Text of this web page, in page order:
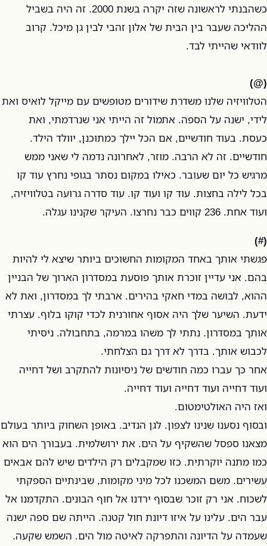
כשהבנתי לראשונה שזה יקרה בשנת 2000. זה היה בשביל
ההליכה שעבר בין הבית של אלון זהבי לבין גן מיכל. קרוב
לוודאי שהייתי לבד.
(@)
הטלוויזיה שלנו משדרת שידורים מטופשים עם מייקל לואיס ואת
לידי, ישנה על הספה. אתמול זה הייתי אני שנרדמתי, ואת
כעסת. בעוד חודשיים, אם הכל יילך כמתוכנן, יוולד הילד.
חודשיים. זה לא הרבה. מוזר, לאחרונה נדמה לי שאני ממש
מרגיש כל יום שעובר. כאילו במקום נסתר בגופי נחרץ עוד קו
בכל לילה בחצות. עוד קו ועוד קו. עוד סדרה גרועה בטלוויזיה,
ועוד אחת. 236 קווים כבר נחרצו. העיקר שקנינו עגלה.
(#)
פגשתי אותך באחד המקומות החשוכים ביותר שיצא לי להיות
בהם. אני עדיין זוכרת אותך פוסעת במסדרון הארוך של הבניין
ההוא, לבושה במדי חאקי בהירים. ארבתי לך במסדרון, ואת לא
ידעת. השיער שלך היה אסוף אחורנית לכדי קוקו בלוף. עצרתי
אותך במסדרון. נתתי לך משהו במרמה, בתחבולה. ניסיתי
לכבוש אותך. בדרך לא דרך גם הצלחתי.
אחר כך עברו כמה חודשים של ניסיונות להתקרב ושל דחייה
ועוד דחייה ועוד דחייה ועוד דחייה.
ואז היה האולטימטום.
ובסוף נסענו שנינו לצפון. לגן הנדיב. באופן השחוק ביותר בעולם
מצאנו ספסל שהשקיף על הים. את ירושלמית. בעבורך הים הוא
כמו מתנה יוקרתית. כזו שמקבלים רק הילדים שיש להם אבאים
עשירים. משם המשכנו לכל מיני מקומות, שבינתיים הספקתי
לשכוח. אני רק זוכר שבסוף ירדנו אל חוף הבונים. התקדמנו אל
עבר הים. עלינו על איזו דיונת חול קטנה. הייתה שם ספה ישנה
שעמדה על הדיונה והתפרקה לאיטה מול הים. השמש שקעה.